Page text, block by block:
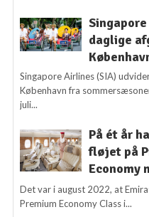
daglige
Singapore Airlines (SIA)
København fra
juli...
På ét år
fløjet på
Economy
Det var i august 2022, at
Premium Economy Class i...